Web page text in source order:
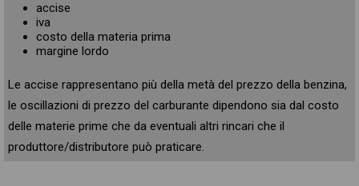
accise
iva
costo della materia prima
margine lordo
Le accise rappresentano più della metà del prezzo della benzina,
le oscillazioni di prezzo del carburante dipendono sia dal costo
delle materie prime che da eventuali altri rincari che il
produttore/distributore può praticare.